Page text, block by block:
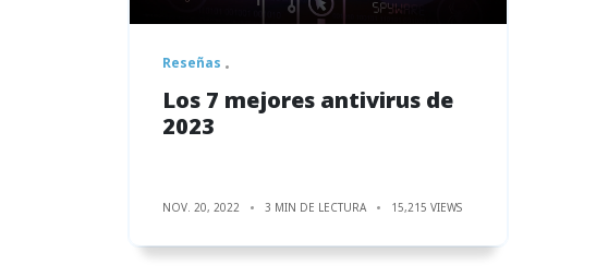
Reseñas
Los 7 mejores antivirus de
2023
NOV. 20, 2022 3 MIN DE LECTURA 15,215 VIEWS